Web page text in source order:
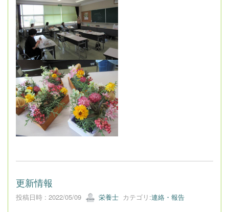
更新情報
投稿日時 : 2022/05/09 栄養士 カテゴリ:連絡・報告